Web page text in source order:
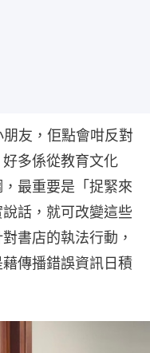
友，佢點會咁反對
多係從教育文化
最重要是「捉緊來
話，就可改變這些
書店的執法行動，
傳播錯誤資訊日積